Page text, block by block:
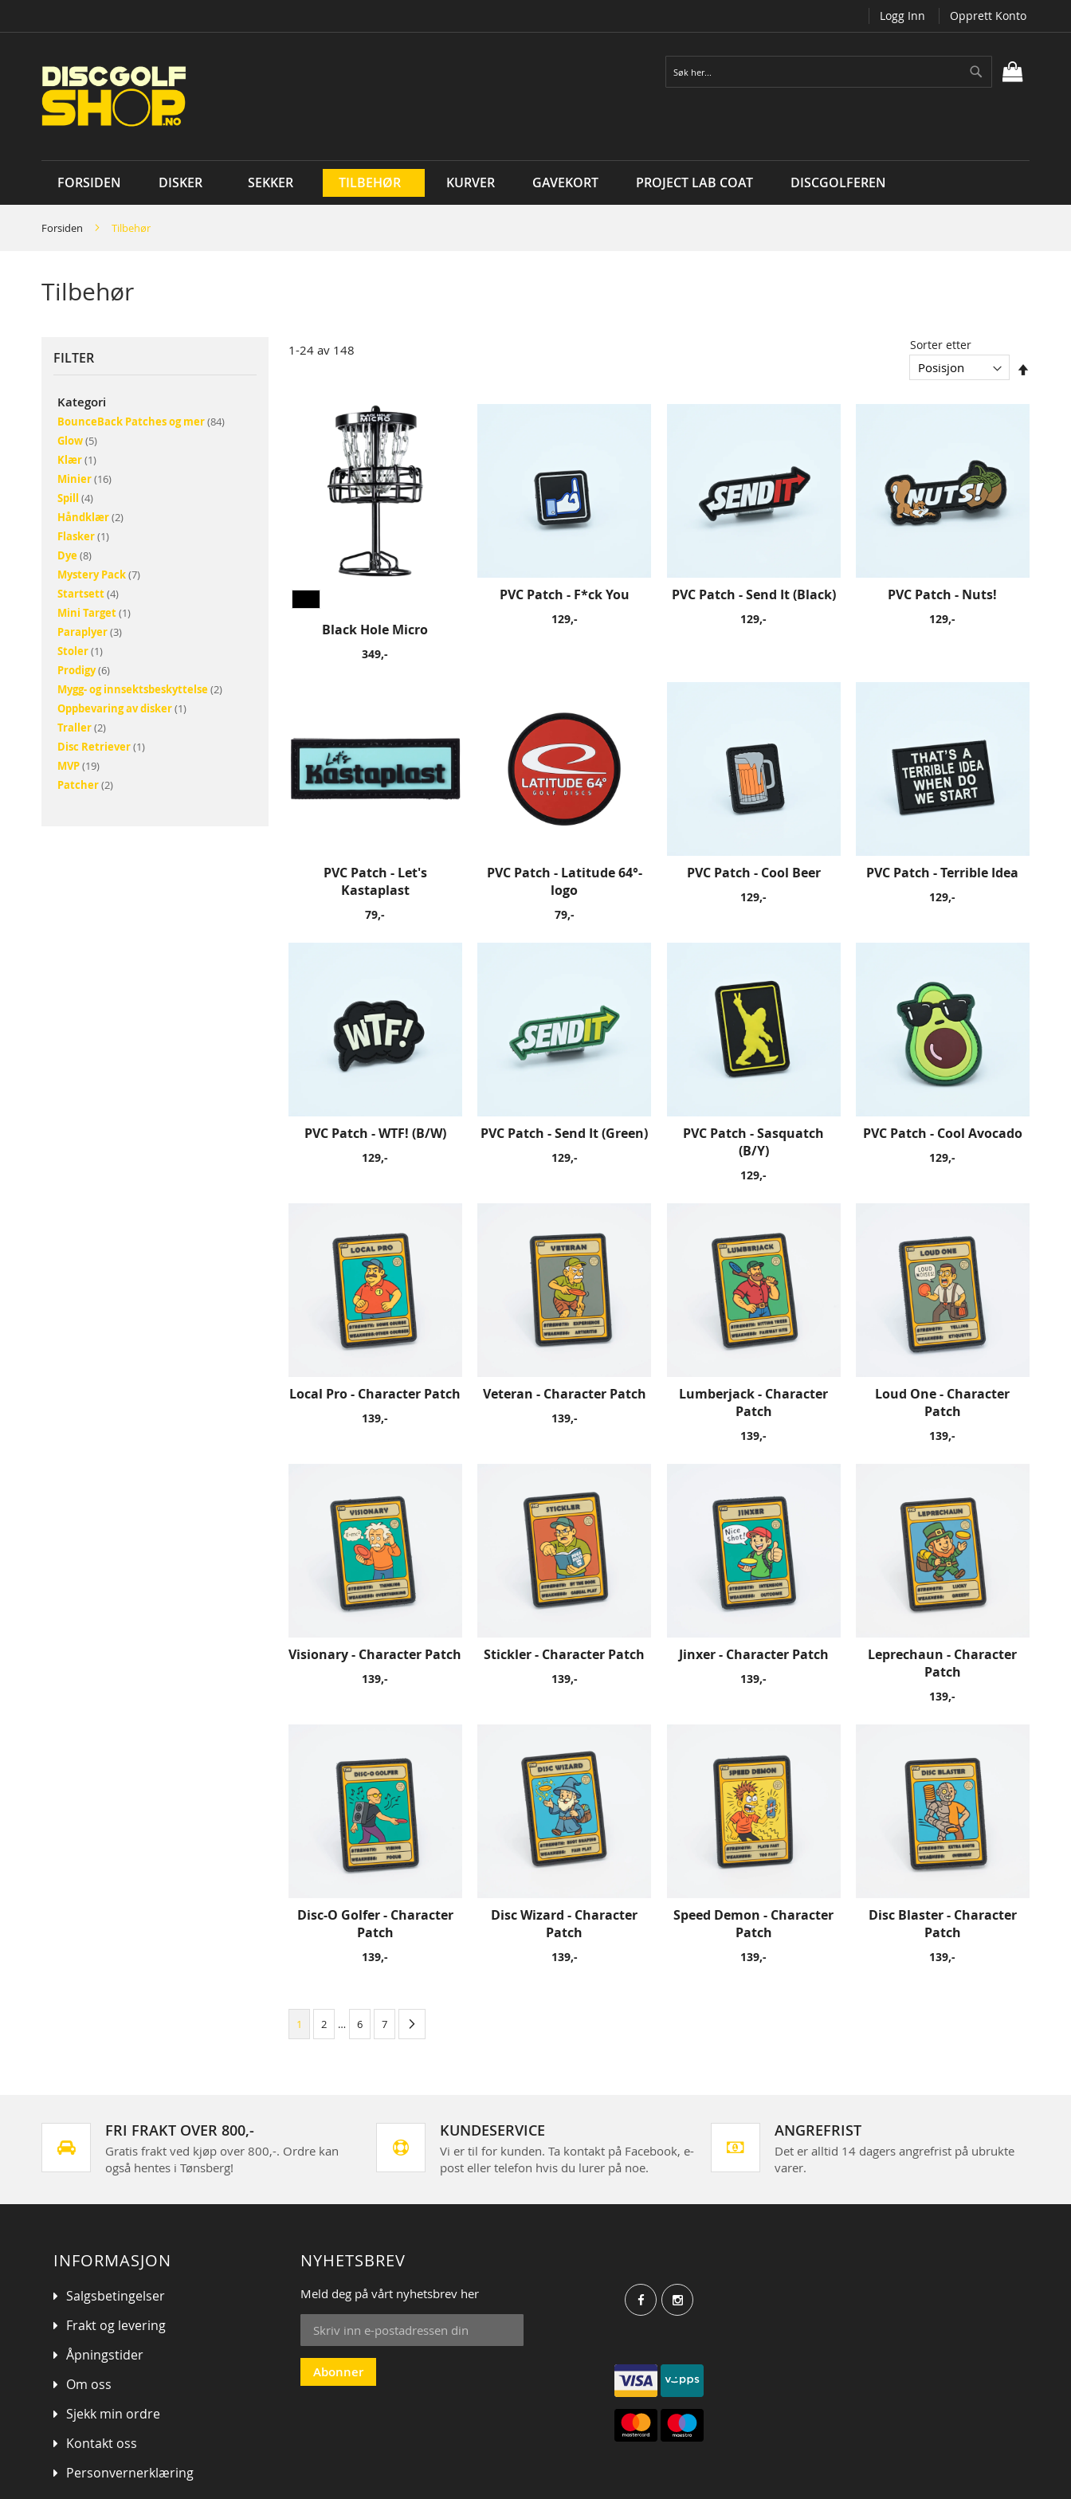
Logg Inn Opprett Konto
to
Søk
FORSIDEN DISKER SEKKER TILBEHØR KURVER GAVEKORT PROJECT LAB COAT DISCGOLFEREN
Forsiden Tilbehør
Tilbehør
1-24 av 148 Sorter etter
Black Hole Micro
349,-
PVC Patch - F*ck You
129,-
PVC Patch - Send It (Black)
129,-
PVC Patch - Nuts!
129,-
PVC Patch - Let's
Kastaplast
79,-
PVC Patch - Latitude 64°-
logo
79,-
PVC Patch - Cool Beer
129,-
PVC Patch - Terrible Idea
129,-
PVC Patch - WTF! (B/W)
129,-
PVC Patch - Send It (Green)
129,-
PVC Patch - Sasquatch
(B/Y)
129,-
PVC Patch - Cool Avocado
129,-
Local Pro - Character Patch
139,-
Veteran - Character Patch
139,-
Lumberjack - Character
Patch
139,-
Loud One - Character
Patch
139,-
Visionary - Character Patch
139,-
Stickler - Character Patch
139,-
Jinxer - Character Patch
139,-
Leprechaun - Character
Patch
139,-
Disc-O Golfer - Character
Patch
139,-
Disc Wizard - Character
Patch
139,-
Speed Demon - Character
Patch
139,-
Disc Blaster - Character
Patch
139,-
1 2 … 6 7
FILTER
Kategori
BounceBack Patches og mer 84elementer
Glow 5elementer
Klær 1produkt
Minier 16elementer
Spill 4elementer
Håndklær 2elementer
Flasker 1produkt
Dye 8elementer
Mystery Pack 7elementer
Startsett 4elementer
Mini Target 1produkt
Paraplyer 3elementer
Stoler 1produkt
Prodigy 6elementer
Mygg- og innsektsbeskyttelse 2elementer
Oppbevaring av disker 1produkt
Traller 2elementer
Disc Retriever 1produkt
MVP 19elementer
Patcher 2elementer
FRI FRAKT OVER 800,-
Gratis frakt ved kjøp over 800,-. Ordre kan
også hentes i Tønsberg!
KUNDESERVICE
Vi er til for kunden. Ta kontakt på Facebook, e-
post eller telefon hvis du lurer på noe.
ANGREFRIST
Det er alltid 14 dagers angrefrist på ubrukte
varer.
INFORMASJON
Salgsbetingelser
Frakt og levering
Åpningstider
Om oss
Sjekk min ordre
Kontakt oss
Personvernerklæring
NYHETSBREV
Meld deg på vårt nyhetsbrev her
Sign
Up
for
Our
Newsletter:
Abonner